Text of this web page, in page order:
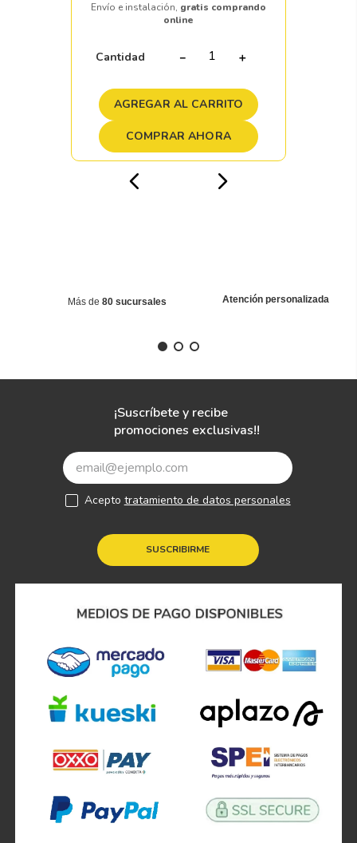
Envío e instalación, gratis comprando
online
Cantidad ＋
－
AGREGAR AL CARRITO
COMPRAR AHORA
Más de 80 sucursales Atención personalizada
¡Suscríbete y recibe
promociones exclusivas!!
SUSCRIBIRME
Acepto tratamiento de datos personales